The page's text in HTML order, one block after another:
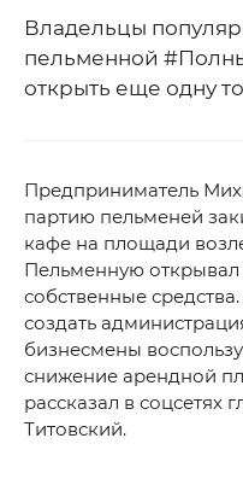
Владельцы
пельменной
открыть еще одну
Предприниматель
партию пельменей
кафе на площади
Пельменную
собственные
создать
бизнесмены
снижение арендной
рассказал в соцсетях
Титовский.